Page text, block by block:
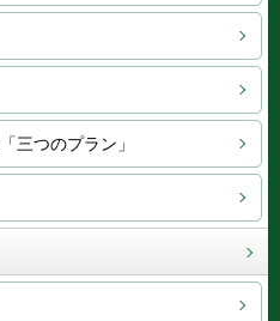
三つのプラン」